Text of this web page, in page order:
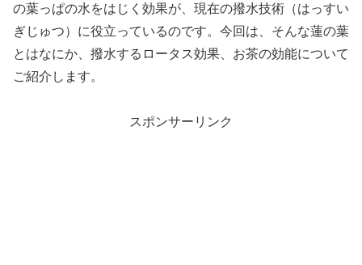
の葉っぱの水をはじく効果が、現在の撥水技術（はっすい
ぎじゅつ）に役立っているのです。今回は、そんな蓮の葉
とはなにか、撥水するロータス効果、お茶の効能について
ご紹介します。
スポンサーリンク